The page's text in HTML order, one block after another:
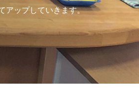
アップしていきます。